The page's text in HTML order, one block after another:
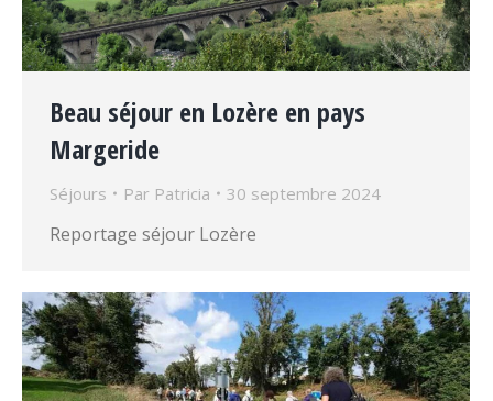
Beau séjour en Lozère en pays
Margeride
Séjours Par Patricia 30 septembre 2024
Reportage séjour Lozère